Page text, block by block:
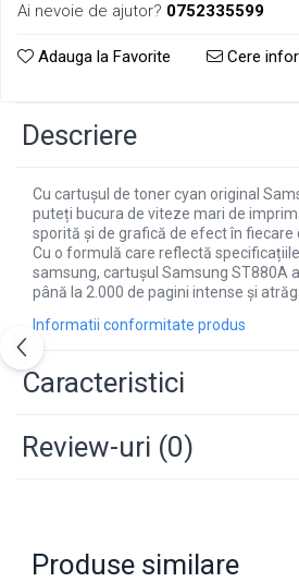
Ai nevoie de ajutor? 0752335599
Adauga la Favorite Cere
Descriere
Cu cartușul de toner cyan original
puteți bucura de viteze mari de
sporită și de grafică de efect în
Cu o formulă care reflectă
samsung, cartușul Samsung ST880A
până la 2.000 de pagini intense și
Informatii conformitate produs
Caracteristici
Review-uri (0)
Produse similare